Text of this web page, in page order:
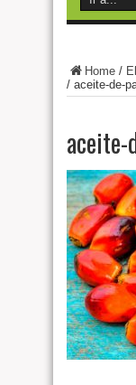
Home /
/ aceite-de-
aceite-